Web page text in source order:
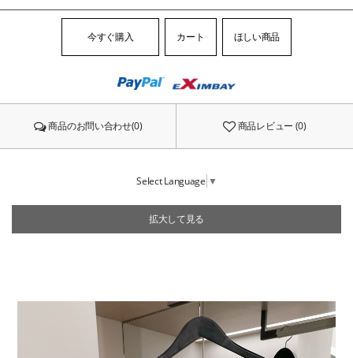
今すぐ購入 カート ほしい商品
商品のお問い合わせ(0) 商品レビュー (0)
Select Language ▼
拡大して見る